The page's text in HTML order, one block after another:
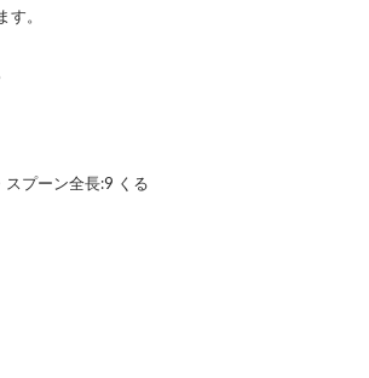
。
プーン全長:9 くる